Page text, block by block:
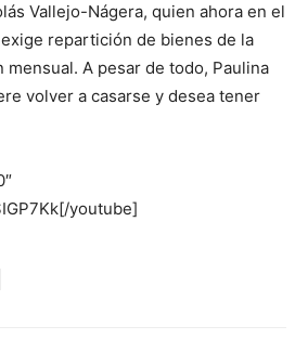
Vallejo-Nágera, quien ahora en el
repartición de bienes de la
A pesar de todo, Paulina
volver a casarse y desea tener
youtube]